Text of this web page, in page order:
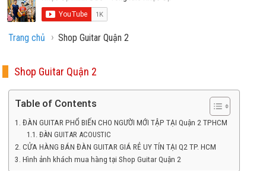
Trang chủ › Shop Guitar Quận 2
Shop Guitar Quận 2
Table of Contents
ĐÀN GUITAR PHỔ BIẾN CHO NGƯỜI MỚI TẬP TẠI Quận 2 TPHCM
ĐÀN GUITAR ACOUSTIC
CỬA HÀNG BÁN ĐÀN GUITAR GIÁ RẺ UY TÍN TẠI Q2 TP. HCM
Hình ảnh khách mua hàng tại Shop Guitar Quận 2